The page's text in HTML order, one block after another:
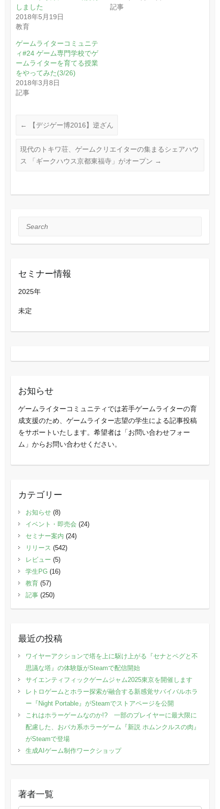
しました
2018年5月19日
教育
記事
ゲームライターコミュニテ
ィ#24 ゲーム専門学校でゲ
ームライターを育てる授業
をやってみた(3/26)
2018年3月8日
記事
← 【デジゲー博2016】逆ざん
現代のトキワ荘、ゲームクリエイターの集まるシェアハウ
ス 「ギークハウス京都東福寺」がオープン →
Search
セミナー情報
2025年
未定
お知らせ
ゲームライターコミュニティでは若手ゲームライターの育
成支援のため、ゲームライター志望の学生による記事投稿
をサポートいたします。希望者は「お問い合わせフォー
ム」からお問い合わせください。
カテゴリー
お知らせ(8)
イベント・即売会 (24)
セミナー案内 (24)
リリース (542)
レビュー (5)
学生PG(16)
教育(57)
記事(250)
最近の投稿
ワイヤーアクションで塔を上に駆け上がる『セナとペグと不
思議な塔』の体験版がSteamで配信開始
サイエンティフィックゲームジャム2025東京を開催します
レトロゲームとホラー探索が融合する新感覚サバイバルホラ
ー『Night Portable』がSteamでストアページを公開
これはホラーゲームなのか!? 一部のプレイヤーに最大限に
配慮した、おバカ系ホラーゲーム『新説 ホムンクルスの肉』
がSteamで登場
生成AIゲーム制作ワークショップ
著者一覧